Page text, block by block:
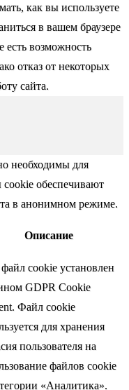
как вы используете
в вашем браузере
есть возможность
отказ от некоторых
сайта.
необходимы для
обеспечивают
в анонимном режиме.
Описание
cookie установлен
GDPR Cookie
Файл cookie
для хранения
пользователя на
файлов cookie
«Аналитика».